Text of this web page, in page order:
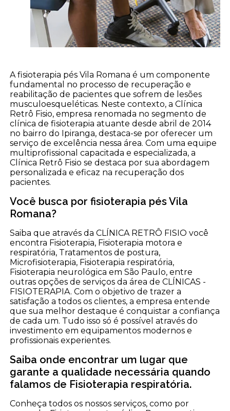
A fisioterapia pés Vila Romana é um componente
fundamental no processo de recuperação e
reabilitação de pacientes que sofrem de lesões
musculoesqueléticas. Neste contexto, a Clínica
Retrô Fisio, empresa renomada no segmento de
clínica de fisioterapia atuante desde abril de 2014
no bairro do Ipiranga, destaca-se por oferecer um
serviço de excelência nessa área. Com uma equipe
multiprofissional capacitada e especializada, a
Clínica Retrô Fisio se destaca por sua abordagem
personalizada e eficaz na recuperação dos
pacientes.
Você busca por fisioterapia pés Vila
Romana?
Saiba que através da CLÍNICA RETRÔ FISIO você
encontra Fisioterapia, Fisioterapia motora e
respiratória, Tratamentos de postura,
Microfisioterapia, Fisioterapia respiratória,
Fisioterapia neurológica em São Paulo, entre
outras opções de serviços da área de CLÍNICAS -
FISIOTERAPIA. Com o objetivo de trazer a
satisfação a todos os clientes, a empresa entende
que sua melhor destaque é conquistar a confiança
de cada um. Tudo isso só é possível através do
investimento em equipamentos modernos e
profissionais experientes.
Saiba onde encontrar um lugar que
garante a qualidade necessária quando
falamos de Fisioterapia respiratória.
Conheça todos os nossos serviços, como por